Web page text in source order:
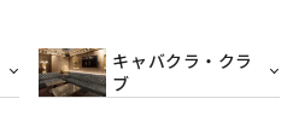
キャバクラ・クラ
ブ